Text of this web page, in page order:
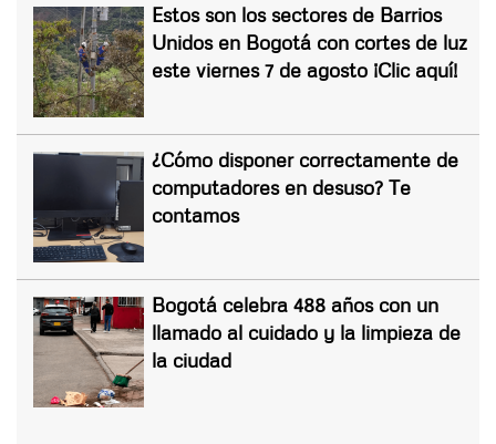
Estos son los sectores de Barrios
Unidos en Bogotá con cortes de luz
este viernes 7 de agosto ¡Clic aquí!
¿Cómo disponer correctamente de
computadores en desuso? Te
contamos
Bogotá celebra 488 años con un
llamado al cuidado y la limpieza de
la ciudad